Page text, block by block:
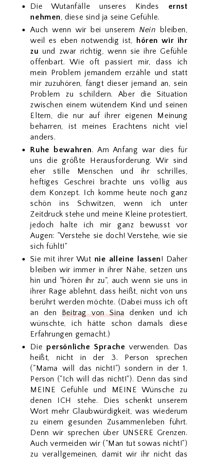
Die Wutanfälle unseres Kindes ernst
nehmen, diese sind ja seine Gefühle.
Auch wenn wir bei unserem Nein bleiben,
weil es eben notwendig ist,
hören wir ihr
zu und zwar richtig, wenn sie ihre Gefühle
offenbart. Wie oft passiert mir, dass ich
mein Problem jemandem erzähle und statt
mir zuzuhören, fängt dieser jemand an, sein
Problem zu schildern. Aber die Situation
zwischen einem wütendem Kind und seinen
Eltern, die nur auf ihrer eigenen Meinung
beharren, ist meines Erachtens nicht viel
anders.
Ruhe bewahren. Am Anfang war dies für
uns die größte Herausforderung. Wir sind
eher stille Menschen und ihr schrilles,
heftiges Geschrei brachte uns völlig aus
dem Konzept. Ich komme heute noch ganz
schön ins Schwitzen, wenn ich unter
Zeitdruck stehe und meine Kleine protestiert,
jedoch halte ich mir ganz bewusst vor
Augen: "Verstehe sie doch! Verstehe, wie sie
sich fühlt!"
Sie mit ihrer Wut nie alleine lassen! Daher
bleiben wir immer in ihrer Nähe, setzen uns
hin und "hören ihr zu", auch wenn sie uns in
ihrer Rage ablehnt, dass heißt, nicht von uns
berührt werden möchte. (Dabei muss ich oft
an den Beitrag von Sinadenken und ich
wünschte, ich hätte schon damals diese
Erfahrungen gemacht.)
Die persönliche Sprache verwenden. Das
heißt, nicht in der 3. Person sprechen
("Mama will das nicht!") sondern in der 1.
Person ("Ich will das nicht!"). Denn das sind
MEINE Gefühle und MEINE Wünsche zu
denen ICH stehe. Dies schenkt unserem
Wort mehr Glaubwürdigkeit, was wiederum
zu einem gesunden Zusammenleben führt.
Denn wir sprechen über UNSERE Grenzen.
Auch vermeiden wir ("Man tut sowas nicht!")
zu verallgemeinen, damit wir ihr nicht das